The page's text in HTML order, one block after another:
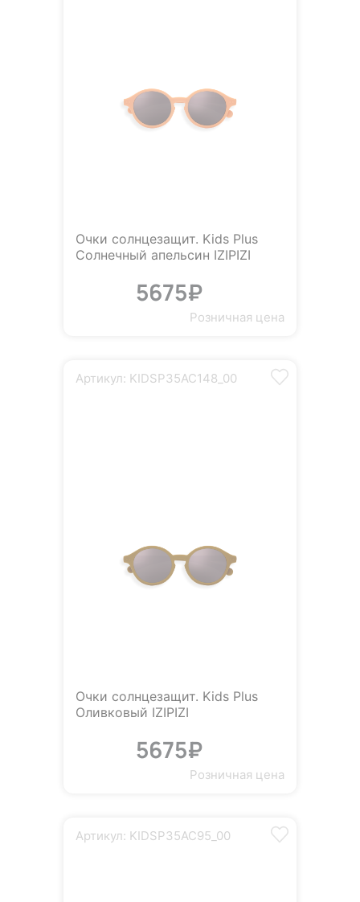
Очки солнцезащит. Kids Plus
Солнечный апельсин IZIPIZI
5675₽
Розничная цена
Артикул: KIDSP35AC148_00
Очки солнцезащит. Kids Plus
Оливковый IZIPIZI
5675₽
Розничная цена
Артикул: KIDSP35AC95_00